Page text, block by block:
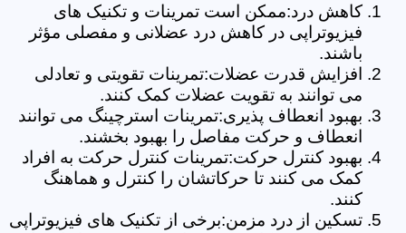
کاهش درد:ممکن است تمرینات و تکنیک های
فیزیوتراپی در کاهش درد عضلانی و مفصلی مؤثر
باشند.
افزایش قدرت عضلات:تمرینات تقویتی و تعادلی
می توانند به تقویت عضلات کمک کنند.
بهبود انعطاف پذیری:تمرینات استرچینگ می توانند
انعطاف و حرکت مفاصل را بهبود بخشند.
بهبود کنترل حرکت:تمرینات کنترل حرکت به افراد
کمک می کنند تا حرکاتشان را کنترل و هماهنگ
کنند.
تسکین از درد مزمن:برخی از تکنیک های فیزیوتراپی